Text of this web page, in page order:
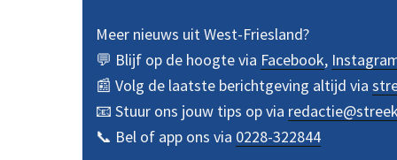
Meer nieuws uit West-Friesland?
💬 Blijf op de hoogte via Facebook,
📰 Volg de laatste berichtgeving altijd via
📧 Stuur ons jouw tips op via
📞 Bel of app ons via 0228-322844